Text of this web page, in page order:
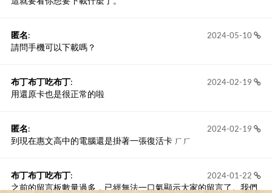
2024-05-10
匿名:
請問手機可以下載嗎？
2024-02-19
布丁布丁吃布丁:
用還原卡也是很正常的啦
2024-02-19
匿名:
到現在惠文高中的電腦還是掛著一張復活卡 ㄏㄏ
2024-01-22
布丁布丁吃布丁:
之前的留言板數量過多，已經無法一口氣顯示大家的留言了。我們